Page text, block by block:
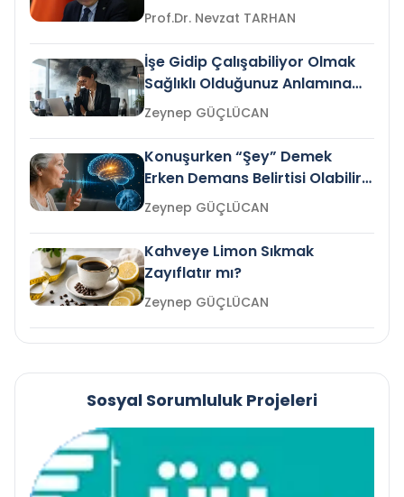
Prof.Dr. Nevzat TARHAN
İşe Gidip Çalışabiliyor Olmak
Sağlıklı Olduğunuz Anlamına
Gelir mi?Zeynep GÜÇLÜCAN
Konuşurken “Şey” Demek
Erken Demans Belirtisi Olabilir
mi?
Zeynep GÜÇLÜCAN
Kahveye Limon Sıkmak
Zayıflatır mı?
Zeynep GÜÇLÜCAN
Sosyal Sorumluluk Projeleri